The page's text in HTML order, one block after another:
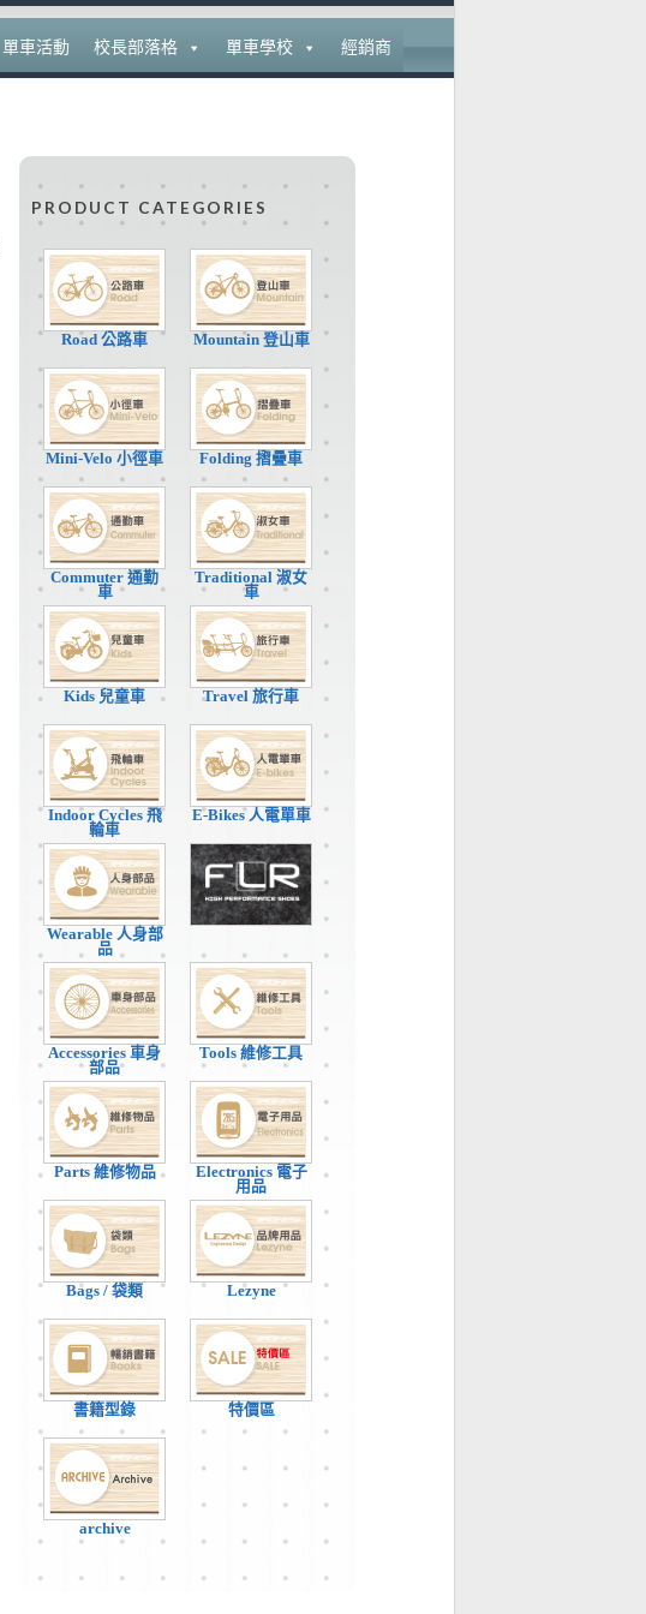
單車活動 校長部落格 單車學校 經銷商
PRODUCT CATEGORIES
Road 公路車 Mountain 登山車
Mini-Velo 小徑車 Folding 摺疊車
Commuter 通勤
車
Traditional 淑女
車
Kids 兒童車 Travel 旅行車
Indoor Cycles 飛
輪車
E-Bikes 人電單車
Wearable 人身部
品
Accessories 車身
部品
Tools 維修工具
Parts 維修物品
Electronics 電子
用品
Bags / 袋類 Lezyne
書籍型錄 特價區
archive